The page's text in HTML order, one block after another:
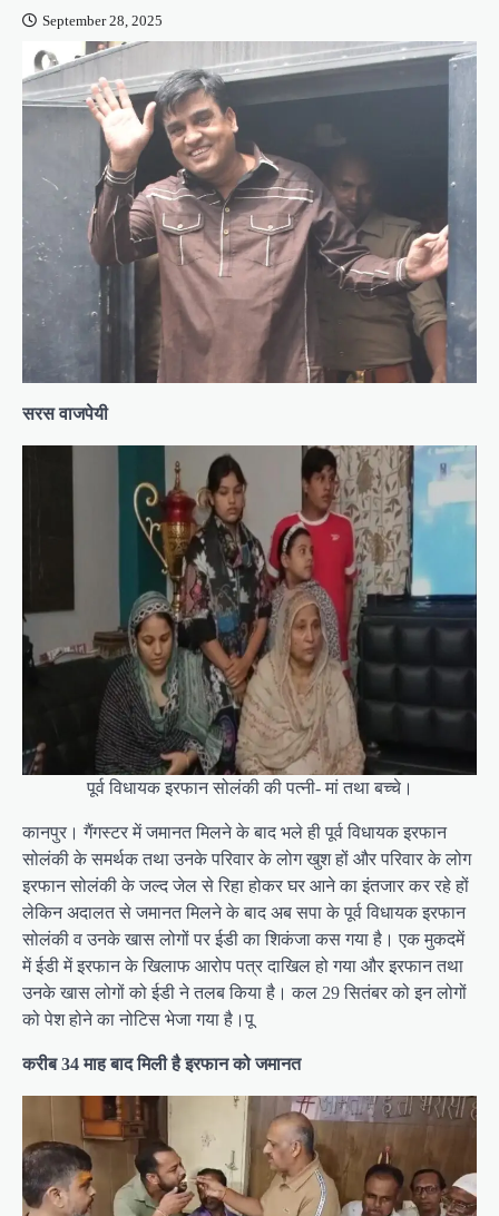
September 28, 2025
सरस वाजपेयी
पूर्व विधायक इरफान सोलंकी की पत्नी- मां तथा बच्चे।
कानपुर। गैंगस्टर में जमानत मिलने के बाद भले ही पूर्व विधायक इरफान
सोलंकी के समर्थक तथा उनके परिवार के लोग खुश हों और परिवार के लोग
इरफान सोलंकी के जल्द जेल से रिहा होकर घर आने का इंतजार कर रहे हों
लेकिन अदालत से जमानत मिलने के बाद अब सपा के पूर्व विधायक इरफान
सोलंकी व उनके खास लोगों पर ईडी का शिकंजा कस गया है। एक मुकदमें
में ईडी में इरफान के खिलाफ आरोप पत्र दाखिल हो गया और इरफान तथा
उनके खास लोगों को ईडी ने तलब किया है। कल 29 सितंबर को इन लोगों
को पेश होने का नोटिस भेजा गया है।पू
करीब 34 माह बाद मिली है इरफान को जमानत